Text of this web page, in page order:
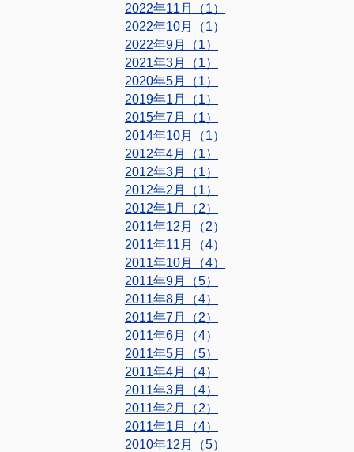
2022年11月（1）
2022年10月（1）
2022年9月（1）
2021年3月（1）
2020年5月（1）
2019年1月（1）
2015年7月（1）
2014年10月（1）
2012年4月（1）
2012年3月（1）
2012年2月（1）
2012年1月（2）
2011年12月（2）
2011年11月（4）
2011年10月（4）
2011年9月（5）
2011年8月（4）
2011年7月（2）
2011年6月（4）
2011年5月（5）
2011年4月（4）
2011年3月（4）
2011年2月（2）
2011年1月（4）
2010年12月（5）